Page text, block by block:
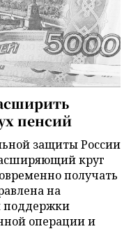
пенсий
защиты России
круг
получать
на
поддержки
операции и